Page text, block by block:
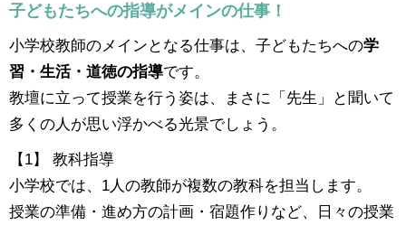
子どもたちへの指導がメインの仕事！
小学校教師のメインとなる仕事は、子どもたちへの学
習・生活・道徳の指導です。
教壇に立って授業を行う姿は、まさに「先生」と聞いて
多くの人が思い浮かべる光景でしょう。
【1】 教科指導
小学校では、1人の教師が複数の教科を担当します。
授業の準備・進め方の計画・宿題作りなど、日々の授業